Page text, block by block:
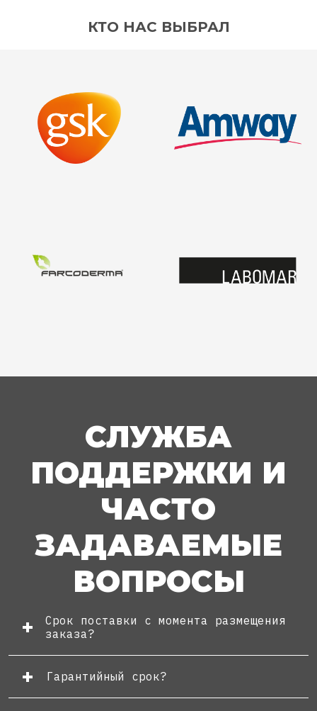
КТО НАС ВЫБРАЛ
СЛУЖБА
ПОДДЕРЖКИ И
ЧАСТО
ЗАДАВАЕМЫЕ
ВОПРОСЫ
Срок поставки с момента размещения
заказа?
Гарантийный срок?